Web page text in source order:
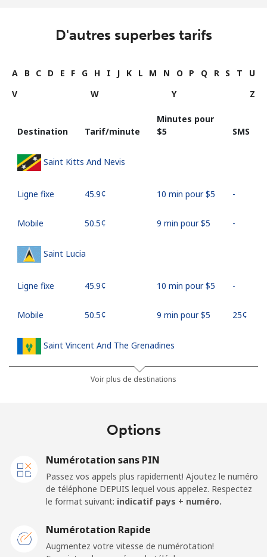
D'autres superbes tarifs
A B C D E F G H I J K L M N O P Q R S T
U
V
W Y Z
Destination Tarif/minute
Minutes pour
⁦$5⁩
SMS
Saint Kitts And Nevis
Ligne fixe ⁦45.9¢⁩ 10 min pour ⁦$5⁩ -
Mobile ⁦50.5¢⁩ 9 min pour ⁦$5⁩ -
Saint Lucia
Ligne fixe ⁦45.9¢⁩ 10 min pour ⁦$5⁩ -
Mobile ⁦50.5¢⁩ 9 min pour ⁦$5⁩ ⁦25¢⁩
Saint Vincent And The Grenadines
⁦41.5¢⁩ 12 min pour ⁦$5⁩
Ligne fixe
⁦195.5¢⁩ 2 min pour ⁦$5⁩
San Marino
Voir plus de destinations
Options
Numérotation sans PIN
Passez vos appels plus rapidement! Ajoutez le numéro
de téléphone DEPUIS lequel vous appelez. Respectez
le format suivant: indicatif pays + numéro.
Numérotation Rapide
Augmentez votre vitesse de numérotation!